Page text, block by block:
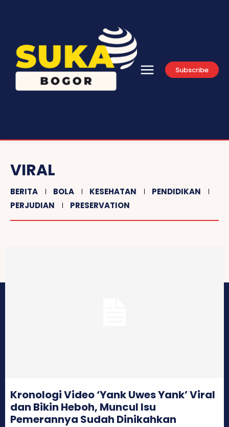
Subscribe
VIRAL
BERITA BOLA KESEHATAN
PENDIDIKAN
PERJUDIAN
PRESERVATION
Kronologi Video ‘Yank Uwes Yank’ Viral
dan Bikin Heboh, Muncul Isu
Pemerannya Sudah Dinikahkan